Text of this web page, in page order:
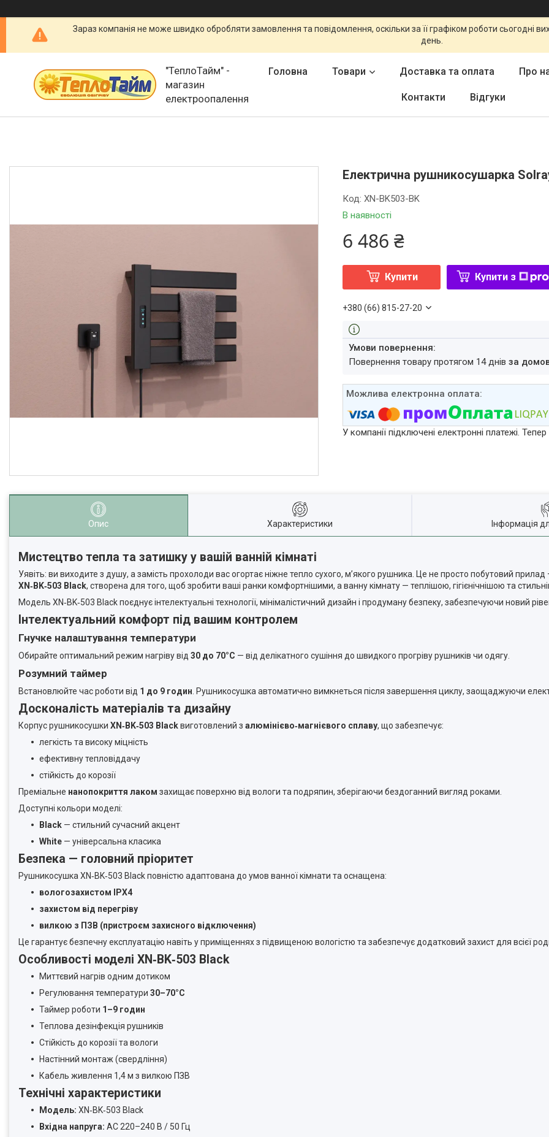
Зараз компанія не може швидко обробляти замовлення та повідомлення, оскільки за її графіком роботи сьогодні
день.
"ТеплоТайм" -
магазин
електроопалення
Головна Товари Доставка та оплата Про
Контакти Відгуки
Електрична рушникосушарка
В наявності
Код:XN-BK503-BK
6 486 ₴
Купити Купити з
+380 (66) 815-27-20
повернення товару протягом 14 днівза
У компанії підключені електронні платежі.
Опис Характеристики Інформація
Мистецтво тепла та затишку у вашій ванній кімнаті
Уявіть: ви виходите з душу, а замість прохолоди вас огортає ніжне тепло сухого, м’якого рушника. Це не просто побутовий
XN‑BK‑503 Black, створена для того, щоб зробити ваші ранки комфортнішими, а ванну кімнату — теплішою, гігієнічнішою та
Модель XN‑BK‑503 Black поєднує інтелектуальні технології, мінімалістичний дизайн і продуману безпеку, забезпечуючи новий
Інтелектуальний комфорт під вашим контролем
Гнучке налаштування температури
Обирайте оптимальний режим нагріву від 30 до 70°C — від делікатного сушіння до швидкого прогріву рушників чи одягу.
Розумний таймер
Встановлюйте час роботи від 1 до 9 годин . Рушникосушка автоматично вимкнеться після завершення циклу, заощаджуючи
Досконалість матеріалів та дизайну
Корпус рушникосушки XN‑BK‑503 Blackвиготовлений з алюмінієво‑магнієвого сплаву, що забезпечує:
легкість та високу міцність
ефективну тепловіддачу
стійкість до корозії
Преміальне нанопокриття лаком захищає поверхню від вологи та подряпин, зберігаючи бездоганний вигляд роками.
Доступні кольори моделі:
Black — стильний сучасний акцент
White — універсальна класика
Безпека — головний пріоритет
Рушникосушка XN‑BK‑503 Black повністю адаптована до умов ванної кімнати та оснащена:
вологозахистом IPX4
захистом від перегріву
вилкою з ПЗВ (пристроєм захисного відключення)
Це гарантує безпечну експлуатацію навіть у приміщеннях з підвищеною вологістю та забезпечує додатковий захист для всієї
Особливості моделі XN‑BK‑503 Black
Миттєвий нагрів одним дотиком
Регулювання температури 30–70°C
Таймер роботи 1–9 годин
Теплова дезінфекція рушників
Стійкість до корозії та вологи
Настінний монтаж (свердління)
Кабель живлення 1,4 м з вилкою ПЗВ
Технічні характеристики
Модель: XN‑BK‑503 Black
Вхідна напруга: AC 220–240 В / 50 Гц